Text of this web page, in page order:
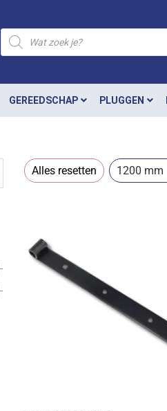
Producten
zoeken
GEREEDSCHAP PLUGGEN
Alles resetten 1200 mm